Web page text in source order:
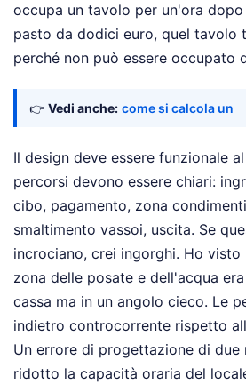
occupa un tavolo per un'ora
pasto da dodici euro, quel tavolo
perché non può essere occupato
👉 Vedi anche: come si calcola un
Il design deve essere funzionale
percorsi devono essere chiari:
cibo, pagamento, zona
smaltimento vassoi, uscita. Se
incrociano, crei ingorghi. Ho visto
zona delle posate e dell'acqua
cassa ma in un angolo cieco. Le
indietro controcorrente rispetto
Un errore di progettazione di due
ridotto la capacità oraria del